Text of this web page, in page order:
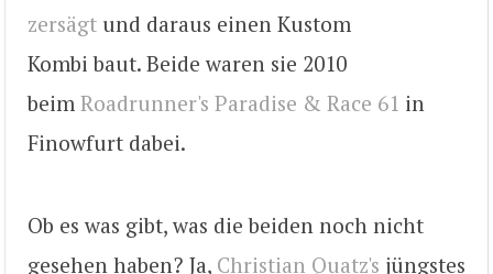
zersägt und daraus einen Kustom
Kombi baut. Beide waren sie 2010
beim Roadrunner's Paradise & Race 61 in
Finowfurt dabei.
Ob es was gibt, was die beiden noch nicht
gesehen haben? Ja, Christian Quatz's jüngstes